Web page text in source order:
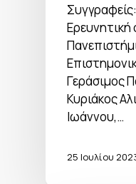
Γεράσιμος
Κυριάκος
Ιωάννου,…
25 Ιουλίου